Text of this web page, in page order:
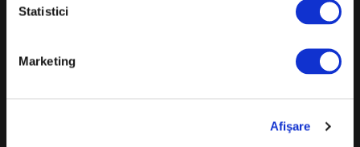
Statistici
Marketing
Afişare
Über uns +
Gesetzgebung +
+